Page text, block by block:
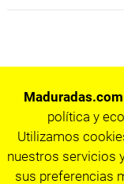
Maduradas.com
política y
Utilizamos
nuestros servicios
sus preferencias